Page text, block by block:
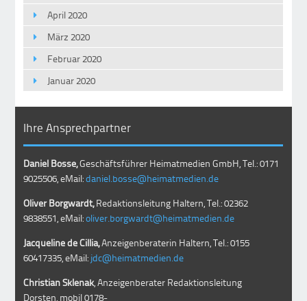
April 2020
März 2020
Februar 2020
Januar 2020
Ihre Ansprechpartner
Daniel Bosse,Geschäftsführer Heimatmedien GmbH, Tel.: 0171
9025506, eMail:daniel.bosse@heimatmedien.de
Oliver Borgwardt,Redaktionsleitung Haltern, Tel.: 02362
9838551, eMail:oliver.borgwardt@heimatmedien.de
Jacqueline de Cillia,Anzeigenberaterin Haltern, Tel.: 0155
60417335, eMail: jdc@heimatmedien.de
Christian Sklenak , Anzeigenberater Redaktionsleitung
Dorsten, mobil0178-